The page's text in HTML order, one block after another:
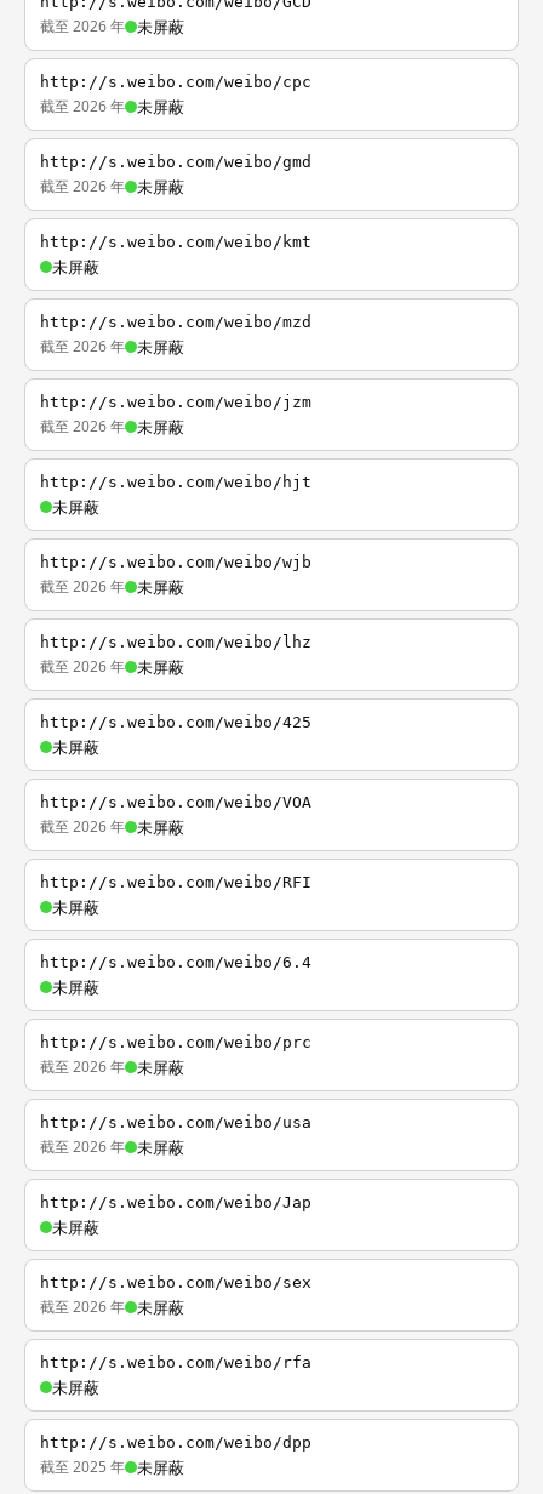
截至 2026 年 未屏蔽
http://s.weibo.com/weibo/cpc
截至 2026 年 未屏蔽
http://s.weibo.com/weibo/gmd
截至 2026 年 未屏蔽
http://s.weibo.com/weibo/kmt
未屏蔽
http://s.weibo.com/weibo/mzd
截至 2026 年 未屏蔽
http://s.weibo.com/weibo/jzm
截至 2026 年 未屏蔽
http://s.weibo.com/weibo/hjt
未屏蔽
http://s.weibo.com/weibo/wjb
截至 2026 年 未屏蔽
http://s.weibo.com/weibo/lhz
截至 2026 年 未屏蔽
http://s.weibo.com/weibo/425
未屏蔽
http://s.weibo.com/weibo/VOA
截至 2026 年 未屏蔽
http://s.weibo.com/weibo/RFI
未屏蔽
http://s.weibo.com/weibo/6.4
未屏蔽
http://s.weibo.com/weibo/prc
截至 2026 年 未屏蔽
http://s.weibo.com/weibo/usa
截至 2026 年 未屏蔽
http://s.weibo.com/weibo/Jap
未屏蔽
http://s.weibo.com/weibo/sex
截至 2026 年 未屏蔽
http://s.weibo.com/weibo/rfa
未屏蔽
http://s.weibo.com/weibo/dpp
截至 2025 年 未屏蔽